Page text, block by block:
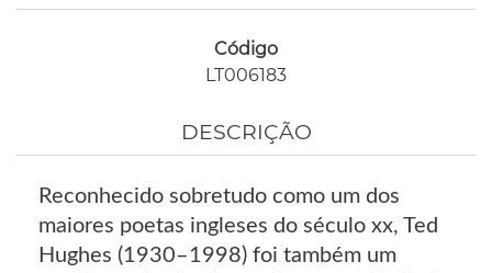
Código
LT006183
DESCRIÇÃO
Reconhecido sobretudo como um dos
maiores poetas ingleses do século xx, Ted
Hughes (1930–1998) foi também um